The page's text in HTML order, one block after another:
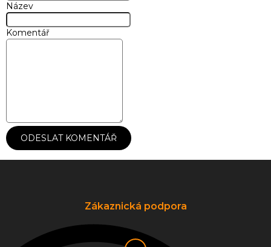
Název
Komentář
ODESLAT KOMENTÁŘ
Zákaznická podpora